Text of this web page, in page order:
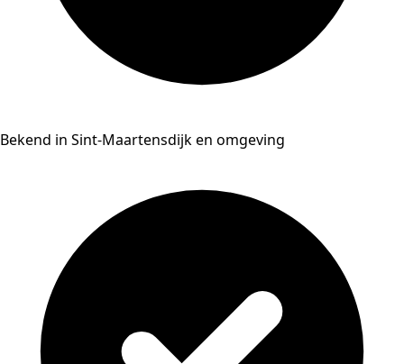
Bekend in Sint-Maartensdijk en omgeving